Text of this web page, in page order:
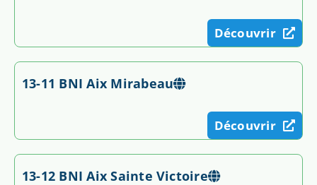
Découvrir
13-11 BNI Aix Mirabeau
Découvrir
13-12 BNI Aix Sainte Victoire